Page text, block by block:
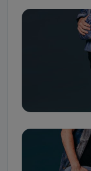
Przetwarzane
dane, które
zostały
które zostały
szczególności:
kontaktowy, adres
danych
oraz partnerzy
Jak
danych
Można to zrobić
e-mailowo pod